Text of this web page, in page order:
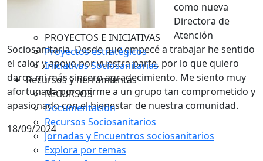
PROYECTOS E INICIATIVAS
Proyectos estratégicos
Iniciativas Sociosanitarias
Recursos y herramientas
RECURSOS
Documentación
Recursos Sociosanitarios
Jornadas y Encuentros sociosanitarios
Explora por temas
como nueva
Directora de
Atención
Sociosanitaria. Desde que empecé a trabajar he sentido
el calor y apoyo por vuestra parte, por lo que quiero
daros mi más sincero agradecimiento. Me siento muy
afortunada por unirme a un grupo tan comprometido y
apasionado con el bienestar de nuestra comunidad.
18/09/2024